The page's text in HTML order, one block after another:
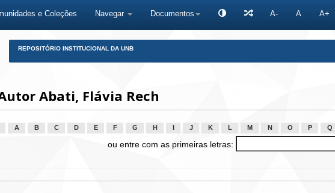
e Coleções Navegar Documentos A- A A+
REPOSITÓRIO INSTITUCIONAL DA UNB
Abati, Flávia Rech
A B C D E F G H J K L M N O P Q
ou entre com as primeiras letras: